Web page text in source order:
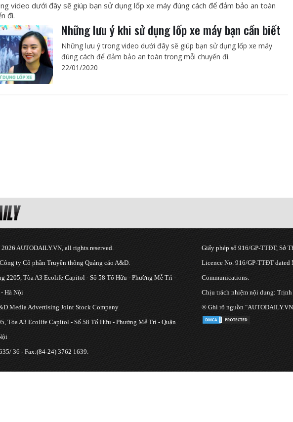
video dưới đây sẽ giúp bạn sử dụng lốp xe máy đúng cách để đảm bảo an toàn
đi.
Những lưu ý khi sử dụng lốp xe máy bạn cần biết
Những lưu ý trong video dưới đây sẽ giúp bạn sử dụng lốp xe máy
đúng cách để đảm bảo an toàn trong mỗi chuyến đi.
22/01/2020
AUTODAILY.VN, all rights reserved.
ty Cổ phần Truyền thông Quảng cáo A&D.
2205, Tòa A3 Ecolife Capitol - Số 58 Tố Hữu - Phường Mễ Trì -
Hà Nội
Media Advertising Joint Stock Company
Tòa A3 Ecolife Capitol - Số 58 Tố Hữu - Phường Mễ Trì - Quận
36 - Fax:(84-24) 3762 1639.
Giấy phép số 916/GP-TTĐT, Sở
Licence No. 916/GP-TTĐT dated
Communications.
Chịu trách nhiệm nội dung: Trịnh
® Ghi rõ nguồn